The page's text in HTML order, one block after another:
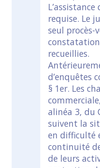
L’assistance
requise. Le
seul procès-
recueillies.
d’enquêtes
§ 1er. Les
alinéa 3, du
suivent la
en difficulté
continuité
de leurs